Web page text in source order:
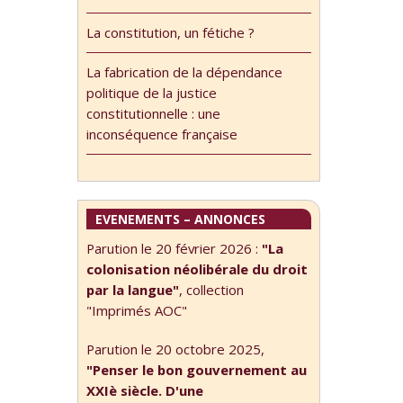
La constitution, un fétiche ?
La fabrication de la dépendance
politique de la justice
constitutionnelle : une
inconséquence française
EVENEMENTS – ANNONCES
Parution le 20 février 2026 : "La
colonisation néolibérale du droit
par la langue", collection
"Imprimés AOC"
Parution le 20 octobre 2025,
"Penser le bon gouvernement au
XXIè siècle. D'une